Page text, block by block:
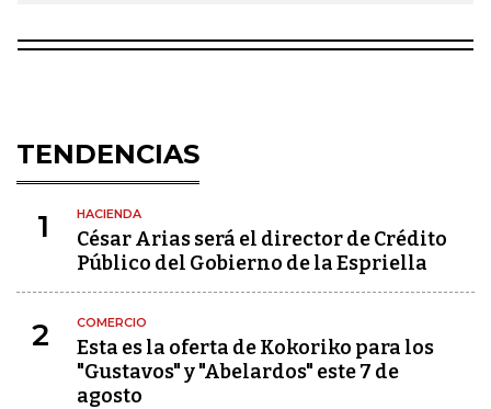
TENDENCIAS
1 HACIENDA
César Arias será el director de Crédito
Público del Gobierno de la Espriella
2 COMERCIO
Esta es la oferta de Kokoriko para los
"Gustavos" y "Abelardos" este 7 de
agosto